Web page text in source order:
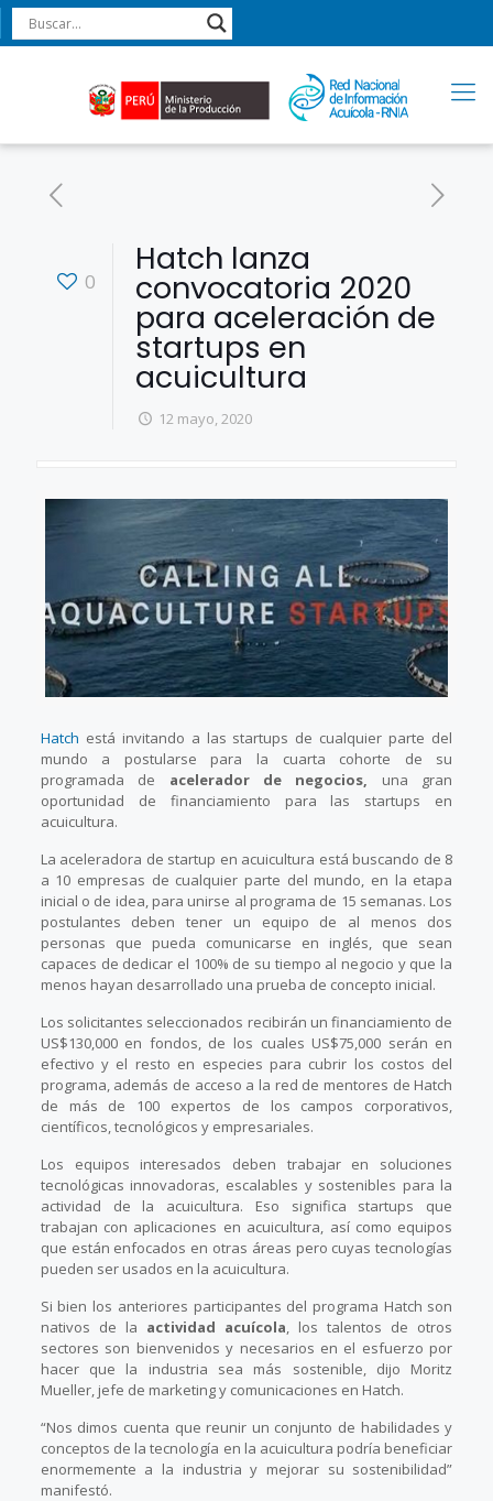
0
Hatch lanza
convocatoria 2020
para aceleración de
startups en
acuicultura
12 mayo, 2020
Hatch está invitando a las startups de cualquier parte del
mundo a postularse para la cuarta cohorte de su
programada de acelerador de negocios, una gran
oportunidad de financiamiento para las startups en
acuicultura.
La aceleradora de startup en acuicultura está buscando de 8
a 10 empresas de cualquier parte del mundo, en la etapa
inicial o de idea, para unirse al programa de 15 semanas. Los
postulantes deben tener un equipo de al menos dos
personas que pueda comunicarse en inglés, que sean
capaces de dedicar el 100% de su tiempo al negocio y que la
menos hayan desarrollado una prueba de concepto inicial.
Los solicitantes seleccionados recibirán un financiamiento de
US$130,000 en fondos, de los cuales US$75,000 serán en
efectivo y el resto en especies para cubrir los costos del
programa, además de acceso a la red de mentores de Hatch
de más de 100 expertos de los campos corporativos,
científicos, tecnológicos y empresariales.
Los equipos interesados deben trabajar en soluciones
tecnológicas innovadoras, escalables y sostenibles para la
actividad de la acuicultura. Eso significa startups que
trabajan con aplicaciones en acuicultura, así como equipos
que están enfocados en otras áreas pero cuyas tecnologías
pueden ser usados en la acuicultura.
Si bien los anteriores participantes del programa Hatch son
nativos de la actividad acuícola, los talentos de otros
sectores son bienvenidos y necesarios en el esfuerzo por
hacer que la industria sea más sostenible, dijo Moritz
Mueller, jefe de marketing y comunicaciones en Hatch.
“Nos dimos cuenta que reunir un conjunto de habilidades y
conceptos de la tecnología en la acuicultura podría beneficiar
enormemente a la industria y mejorar su sostenibilidad”
manifestó.